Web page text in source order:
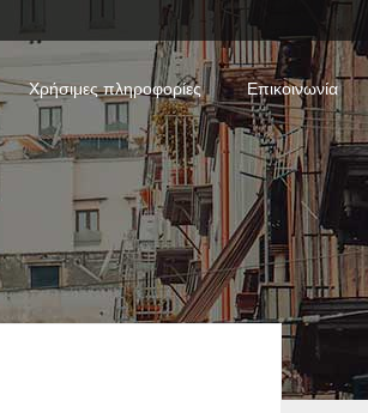
Χρήσιμες πληροφορίες Επικοινωνία